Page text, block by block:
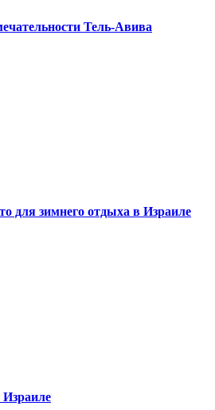
Тель-Авива
для зимнего отдыха в Израиле